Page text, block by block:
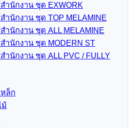
ำนักงาน ชุด EXWORK
ำนักงาน ชุด TOP MELAMINE
ำนักงาน ชุด ALL MELAMINE
ำนักงาน ชุด MODERN ST
ำนักงาน ชุด ALL PVC / FULLY
ล็ก
ม้